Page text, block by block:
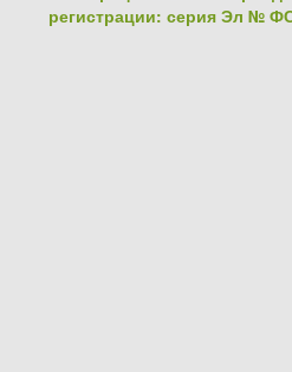
регистрации: серия Эл №